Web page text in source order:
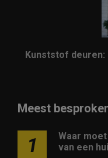
Kunststof
Meest
1
Waar
van een